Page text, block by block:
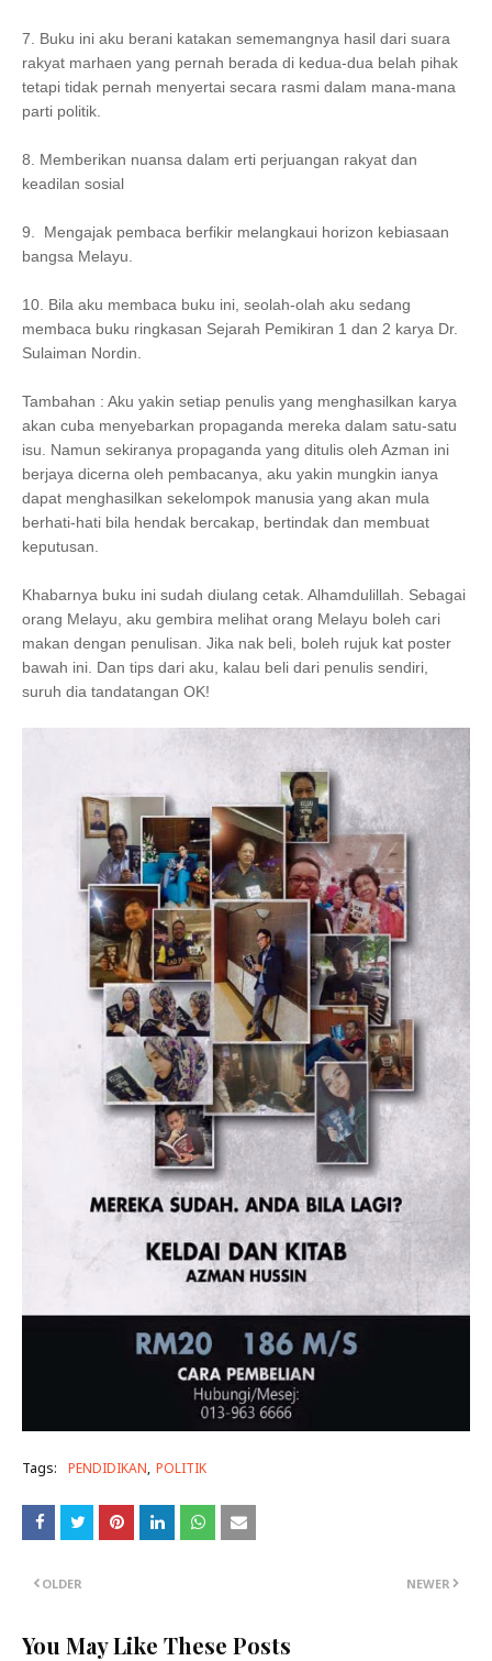
7. Buku ini aku berani katakan sememangnya hasil dari suara
rakyat marhaen yang pernah berada di kedua-dua belah pihak
tetapi tidak pernah menyertai secara rasmi dalam mana-mana
parti politik.
8. Memberikan nuansa dalam erti perjuangan rakyat dan
keadilan sosial
9. Mengajak pembaca berfikir melangkaui horizon kebiasaan
bangsa Melayu.
10. Bila aku membaca buku ini, seolah-olah aku sedang
membaca buku ringkasan Sejarah Pemikiran 1 dan 2 karya Dr.
Sulaiman Nordin.
Tambahan : Aku yakin setiap penulis yang menghasilkan karya
akan cuba menyebarkan propaganda mereka dalam satu-satu
isu. Namun sekiranya propaganda yang ditulis oleh Azman ini
berjaya dicerna oleh pembacanya, aku yakin mungkin ianya
dapat menghasilkan sekelompok manusia yang akan mula
berhati-hati bila hendak bercakap, bertindak dan membuat
keputusan.
Khabarnya buku ini sudah diulang cetak. Alhamdulillah. Sebagai
orang Melayu, aku gembira melihat orang Melayu boleh cari
makan dengan penulisan. Jika nak beli, boleh rujuk kat poster
bawah ini. Dan tips dari aku, kalau beli dari penulis sendiri,
suruh dia tandatangan OK!
Tags: PENDIDIKAN POLITIK
NEWER
OLDER
You May Like These Posts